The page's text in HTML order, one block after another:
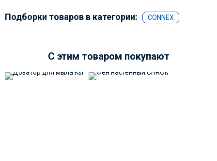
Подборки товаров в категории: CONNEX
C этим товаром покупают